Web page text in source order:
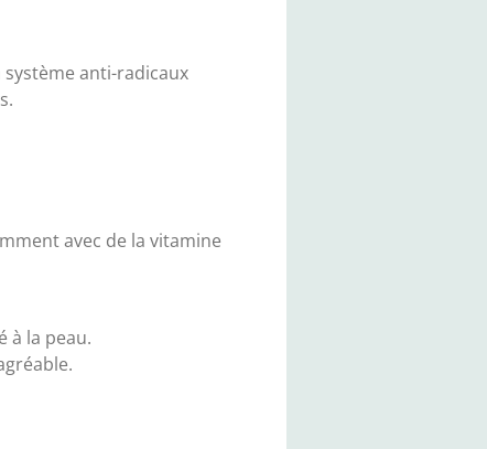
système anti-radicaux
avec de la vitamine
à la peau.